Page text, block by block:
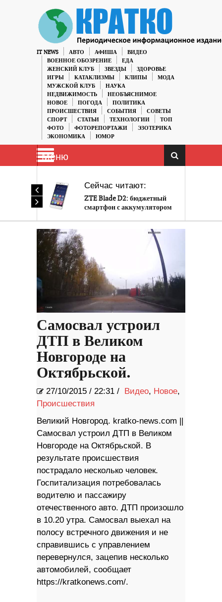
IT NEWS АВТО АФИША
ВИДЕО
ВОЕННОЕ ОБОЗРЕНИЕ
ЕДА
ЖЕНСКИЙ КЛУБ
ЗВЕЗДЫ
ЗДОРОВЬЕ
ИГРЫ
КАТАКЛИЗМЫ КЛИПЫ
МОДА
МУЖСКОЙ КЛУБ
НАУКА
НЕДВИЖИМОСТЬ
НЕОБЪЯСНИМОЕ
НОВОЕ
ПОГОДА
ПОЛИТИКА
ПРОИСШЕСТВИЯ
СОБЫТИЯ
СОВЕТЫ
СПОРТ
СТАТЬИ ТЕХНОЛОГИИ
ТОП
ФОТО
ФОТОРЕПОРТАЖИ
ЭЗОТЕРИКА
ЭКОНОМИКА
ЮМОР
Меню
Сейчас читают:
ZTE Blade D2: бюджетный
смартфон с аккумулятором
Самосвал устроил
ДТП в Великом
Новгороде на
Октябрьской.
27/10/2015 / 22:31 / Видео, Новое,
Происшествия
Великий Новгород. kratko-news.com ||
Самосвал устроил ДТП в Великом
Новгороде на Октябрьской. В
результате происшествия
пострадало несколько человек.
Госпитализация потребовалась
водителю и пассажиру
отечественного авто. ДТП произошло
в 10.20 утра. Самосвал выехал на
полосу встречного движения и не
справившись с управлением
перевернулся, зацепив несколько
автомобилей, сообщает
https://kratkonews.com/.